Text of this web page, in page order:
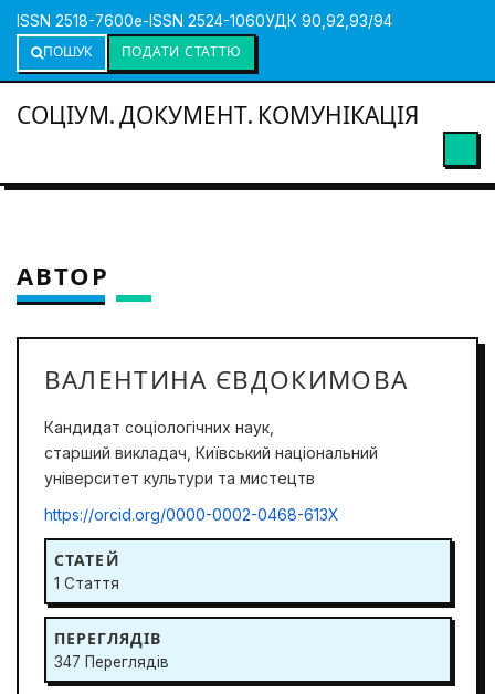
ISSN 2518-7600e-ISSN 2524-1060УДК 90,92,93/94
ПОШУК
ПОДАТИ СТАТТЮ
СОЦІУМ. ДОКУМЕНТ. КОМУНІКАЦІЯ
АВТОР
ВАЛЕНТИНА ЄВДОКИМОВА
Кандидат соціологічних наук,
старший викладач, Київський національний
університет культури та мистецтв
https://orcid.org/0000-0002-0468-613X
СТАТЕЙ
1 Стаття
ПЕРЕГЛЯДІВ
347 Переглядів